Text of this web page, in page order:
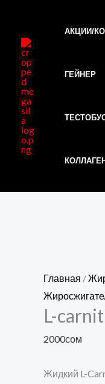
содержимому
АКЦИИ/
ГЕЙНЕР
КОЛЛАГЕН
Главная /
L-
2000сом
Жидкий L-